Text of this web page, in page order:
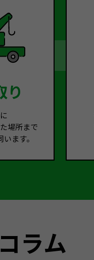
り
場所まで
ます。
ラム